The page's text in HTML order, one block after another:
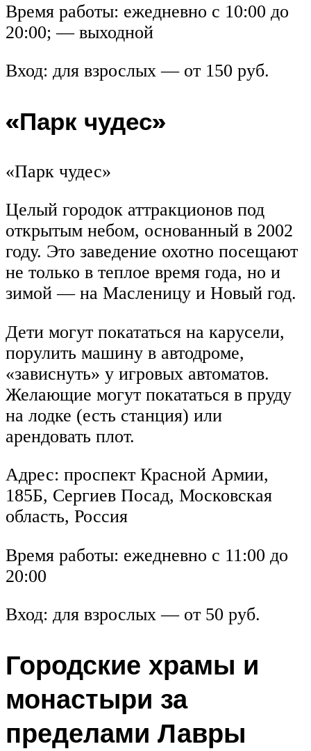
Время работы: ежедневно с 10:00 до
20:00; — выходной
Вход: для взрослых — от 150 руб.
«Парк чудес»
«Парк чудес»
Целый городок аттракционов под
открытым небом, основанный в 2002
году. Это заведение охотно посещают
не только в теплое время года, но и
зимой — на Масленицу и Новый год.
Дети могут покататься на карусели,
порулить машину в автодроме,
«зависнуть» у игровых автоматов.
Желающие могут покататься в пруду
на лодке (есть станция) или
арендовать плот.
Адрес: проспект Красной Армии,
185Б, Сергиев Посад, Московская
область, Россия
Время работы: ежедневно с 11:00 до
20:00
Вход: для взрослых — от 50 руб.
Городские храмы и
монастыри за
пределами Лавры